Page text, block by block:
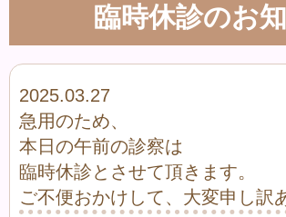
臨時休診のお
2025.03.27
急用のため、
本日の午前の診察は
臨時休診とさせて頂きます。
ご不便おかけして、大変申し訳